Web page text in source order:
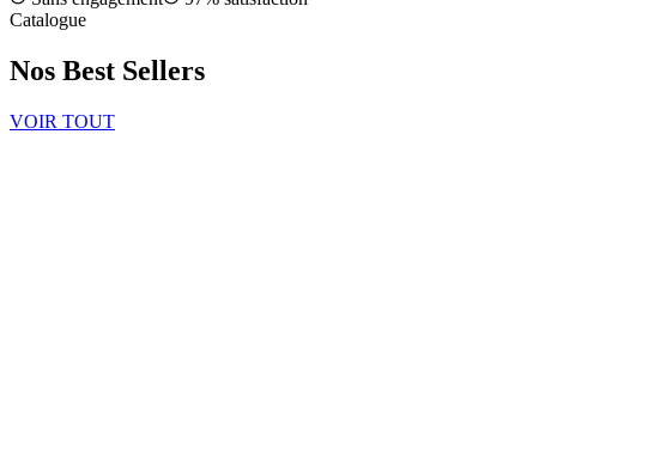
Catalogue
Nos Best Sellers
VOIR TOUT